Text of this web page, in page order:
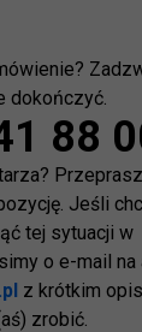
dokończyć.
88
Jeśli
tej sytuacji w
o e-mail na
z krótkim
zrobić.